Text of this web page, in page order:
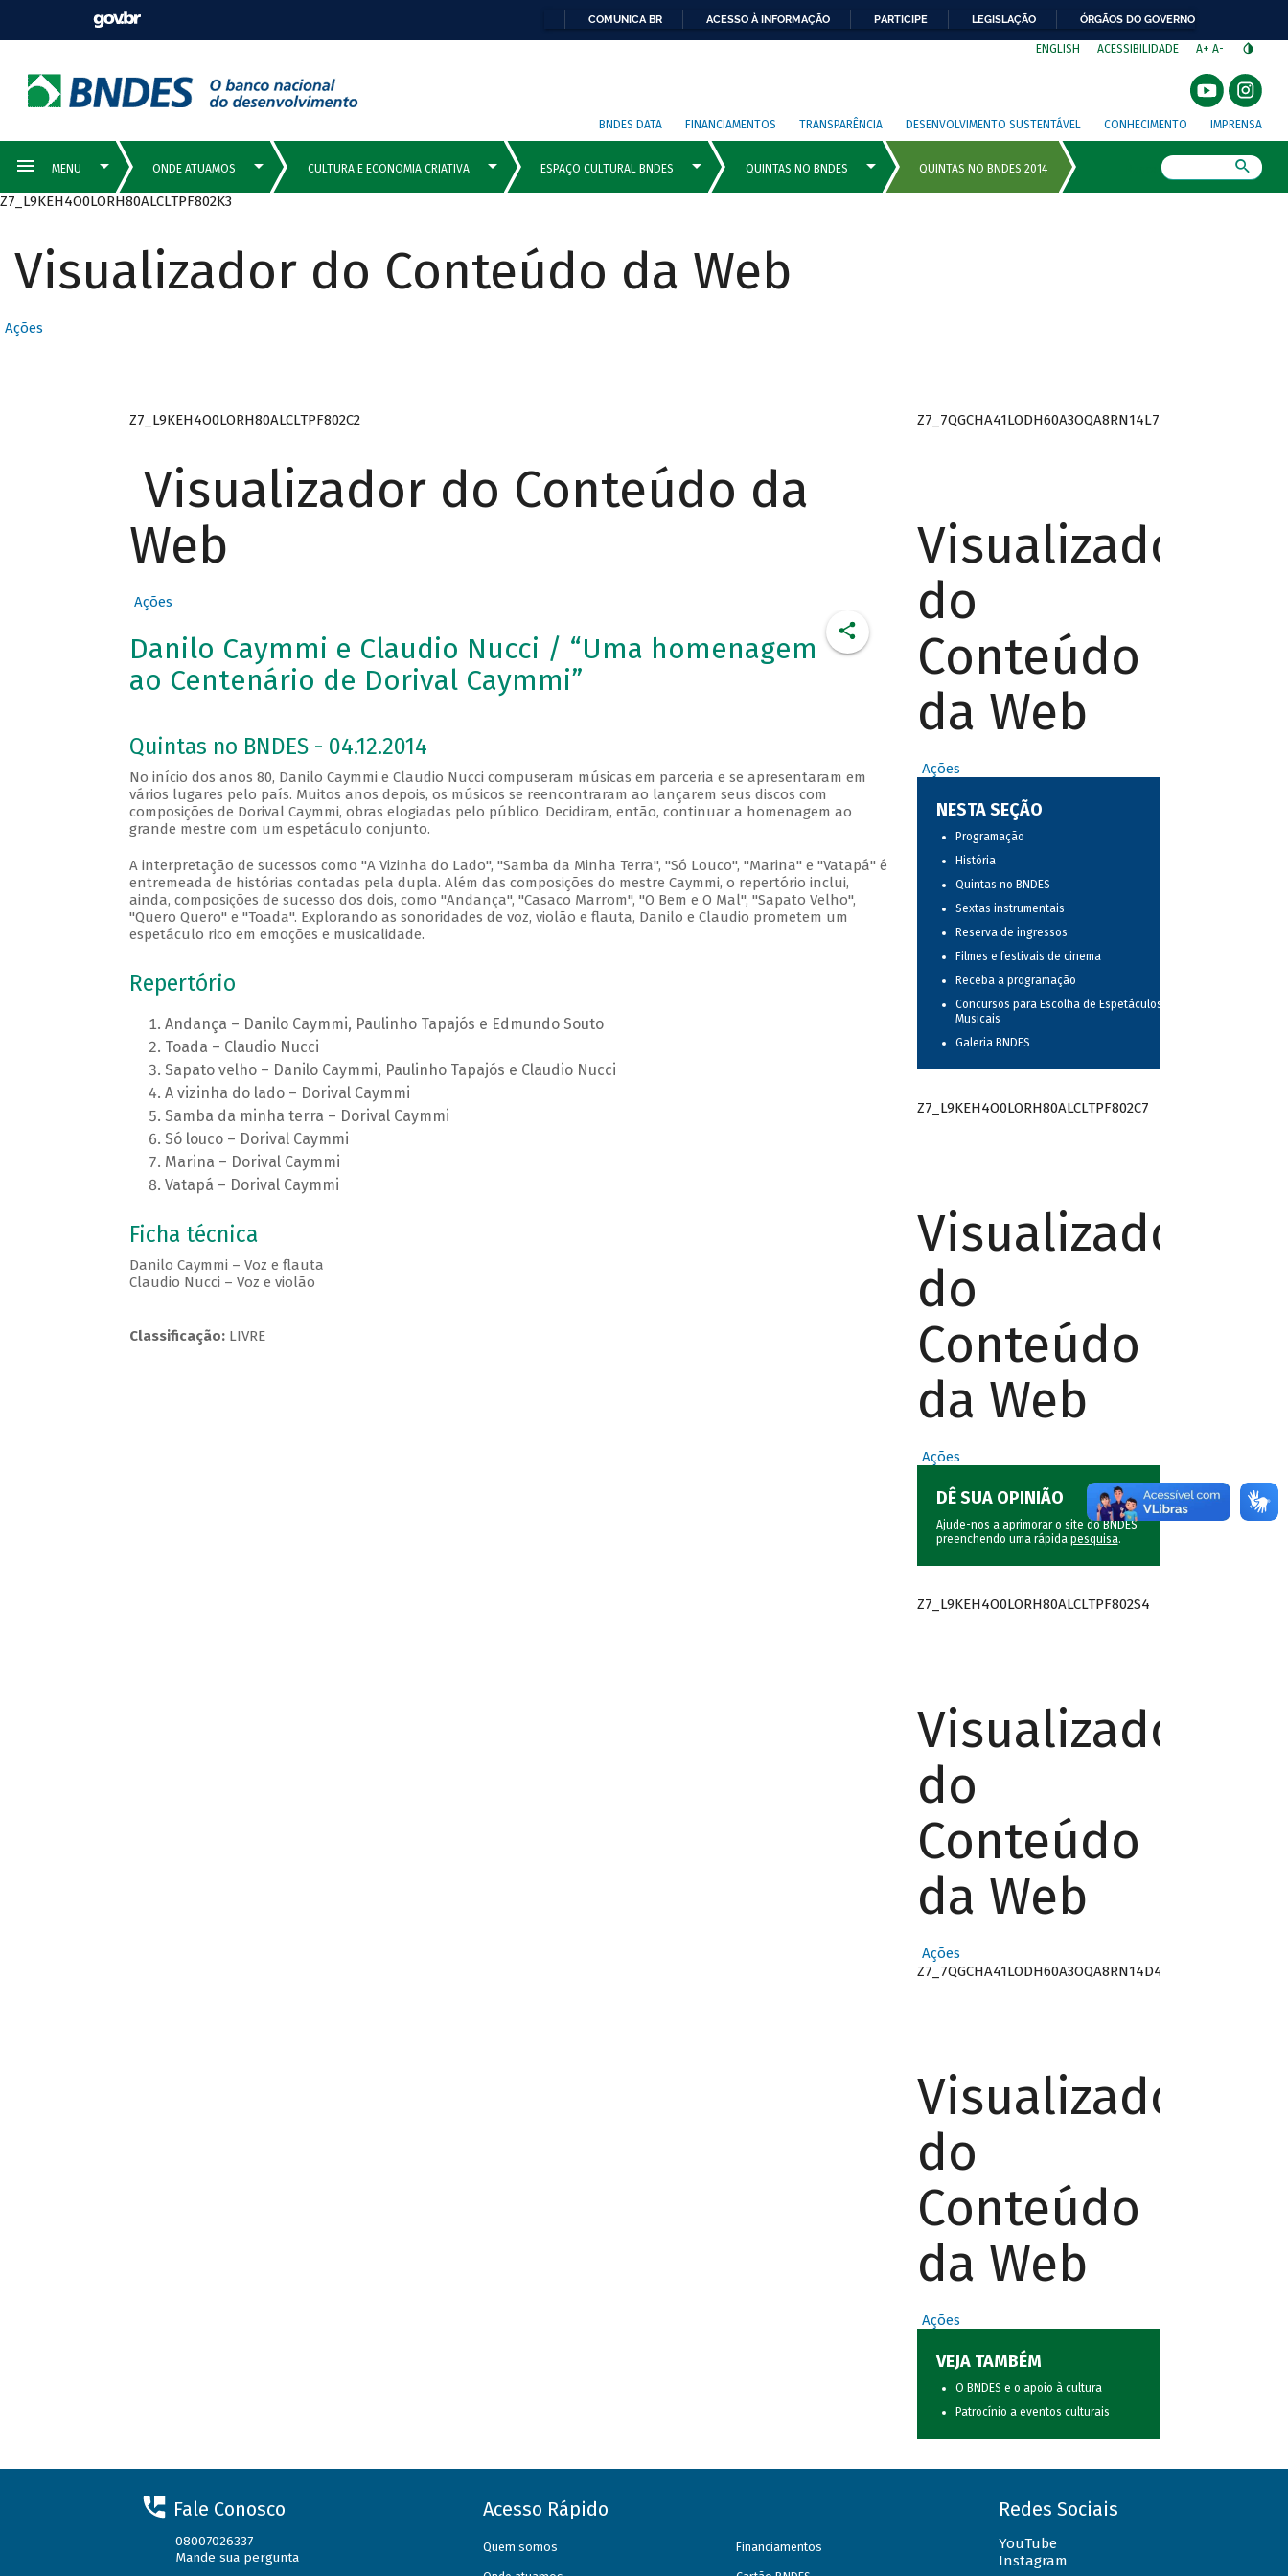
COMUNICA BR ACESSO À INFORMAÇÃO PARTICIPE LEGISLAÇÃO ÓRGÃOS DO GOVERNO
ENGLISH ACESSIBILIDADE A+ A-
BNDES DATA FINANCIAMENTOS TRANSPARÊNCIA DESENVOLVIMENTO SUSTENTÁVEL CONHECIMENTO IMPRENSA
Z7_L9KEH4O0LORH80ALCLTPF802K3
Visualizador do Conteúdo da Web
Ações
Z7_L9KEH4O0LORH80ALCLTPF802C2
Visualizador do Conteúdo da
Web
Ações
Danilo Caymmi e Claudio Nucci / “Uma homenagem
ao Centenário de Dorival Caymmi”
Quintas no BNDES - 04.12.2014
No início dos anos 80, Danilo Caymmi e Claudio Nucci compuseram músicas em parceria e se apresentaram em
vários lugares pelo país. Muitos anos depois, os músicos se reencontraram ao lançarem seus discos com
composições de Dorival Caymmi, obras elogiadas pelo público. Decidiram, então, continuar a homenagem ao
grande mestre com um espetáculo conjunto.
A interpretação de sucessos como "A Vizinha do Lado", "Samba da Minha Terra", "Só Louco", "Marina" e "Vatapá" é
entremeada de histórias contadas pela dupla. Além das composições do mestre Caymmi, o repertório inclui,
ainda, composições de sucesso dos dois, como "Andança", "Casaco Marrom", "O Bem e O Mal", "Sapato Velho",
"Quero Quero" e "Toada". Explorando as sonoridades de voz, violão e flauta, Danilo e Claudio prometem um
espetáculo rico em emoções e musicalidade.
Repertório
Andança – Danilo Caymmi, Paulinho Tapajós e Edmundo Souto
Toada – Claudio Nucci
Sapato velho – Danilo Caymmi, Paulinho Tapajós e Claudio Nucci
A vizinha do lado – Dorival Caymmi
Samba da minha terra – Dorival Caymmi
Só louco – Dorival Caymmi
Marina – Dorival Caymmi
Vatapá – Dorival Caymmi
Ficha técnica
Danilo Caymmi – Voz e flauta
Claudio Nucci – Voz e violão
Classificação:LIVRE
Z7_7QGCHA41LODH60A3OQA8RN14L7
Visualizador
do
Conteúdo
da Web
Ações
NESTA SEÇÃO
Programação
História
Quintas no BNDES
Sextas instrumentais
Reserva de ingressos
Filmes e festivais de cinema
Receba a programação
Concursos para Escolha de Espetáculos
Musicais
Galeria BNDES
Z7_L9KEH4O0LORH80ALCLTPF802C7
Visualizador
do
Conteúdo
da Web
Ações
DÊ SUA OPINIÃO
Ajude-nos a aprimorar o site do BNDES
preenchendo uma rápida pesquisa.
Z7_L9KEH4O0LORH80ALCLTPF802S4
Visualizador
do
Conteúdo
da Web
Ações
Z7_7QGCHA41LODH60A3OQA8RN14D4
Visualizador
do
Conteúdo
da Web
Ações
VEJA TAMBÉM
O BNDES e o apoio à cultura
Patrocínio a eventos culturais
Fale Conosco
08007026337
Mande sua pergunta
Acesso Rápido
Quem somos Financiamentos
Redes Sociais
YouTube
Instagram